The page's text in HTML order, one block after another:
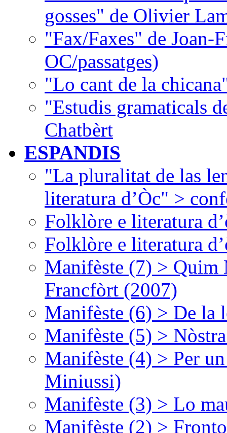
gosses" de Olivier
"Fax/Faxes" de Joan-
OC/passatges)
"Lo cant de la
"Estudis gramaticals
Chatbèrt
ESPANDIS
"La pluralitat de las
literatura d’Òc" >
Folklòre e literatura
Folklòre e literatura
Manifèste (7) > Quim
Francfòrt (2007)
Manifèste (6) > De la
Manifèste (5) >
Manifèste (4) > Per
Miniussi)
Manifèste (3) > Lo
Manifèste (2) >